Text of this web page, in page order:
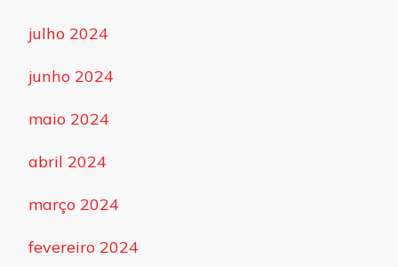
julho 2024
junho 2024
maio 2024
abril 2024
março 2024
fevereiro 2024